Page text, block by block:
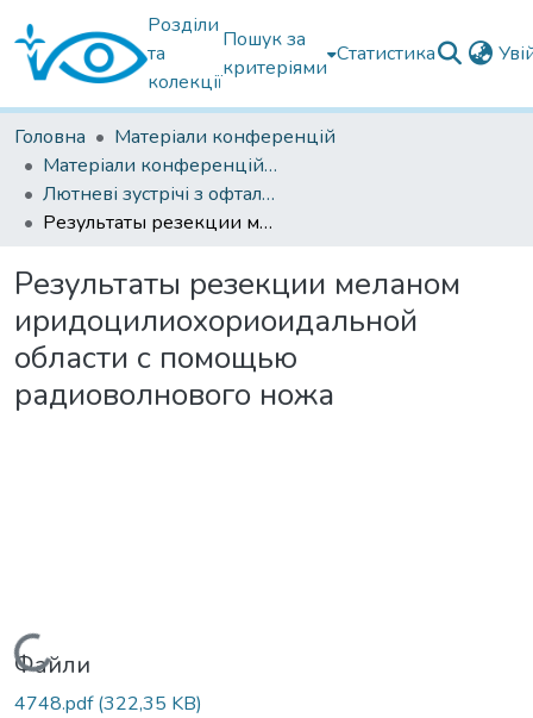
Розділи
та
колекції
Пошук за
критеріями
Статистика
Головна
Матеріали конференцій
Матеріали конференцій Інституту Філатова
Лютневі зустрічі з офтальмології 2021
Результаты резекции меланом иридоцилиохориоидальной области с помощью радиоволнового ножа
Результаты резекции меланом
иридоцилиохориоидальной
области с помощью
радиоволнового ножа
Вантажиться...
Файли
4748.pdf(322,35 KB)